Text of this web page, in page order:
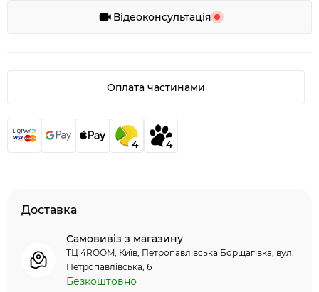
Відеоконсультація
Оплата частинами
4 4
Доставка
Самовивіз з магазину
ТЦ 4ROOM, Київ, Петропавлівська Борщагівка, вул.
Петропавлівська, 6
Безкоштовно